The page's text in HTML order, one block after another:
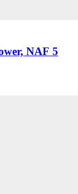
NAF 5